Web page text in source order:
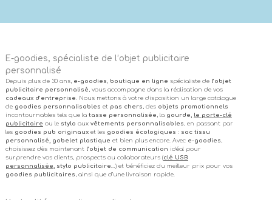
E-goodies, spécialiste de l’objet publicitaire
personnalisé
Depuis plus de 30 ans, e-goodies , boutique en ligne spécialiste de l’objet
publicitaire personnalisé , vous accompagne dans la réalisation de vos
cadeaux d’entreprise. Nous mettons à votre disposition un large catalogue
de goodies personnalisables et pas chers , des objets promotionnels
incontournables tels que la tasse personnalisée , la gourde, le porte-clé
publicitaire ou le stylo aux vêtements personnalisables , en passant par
les goodies pub originauxet les goodies écologiques : sac tissu
personnalisé, gobelet plastique et bien plus encore. Avec e-goodies ,
choisissez dès maintenant l’objet de communication idéal pour
surprendre vos clients, prospects ou collaborateurs (clé USB
personnalisée, stylo publicitaire…) et bénéficiez du meilleur prix pour vos
goodies publicitaires , ainsi que d’une livraison rapide.